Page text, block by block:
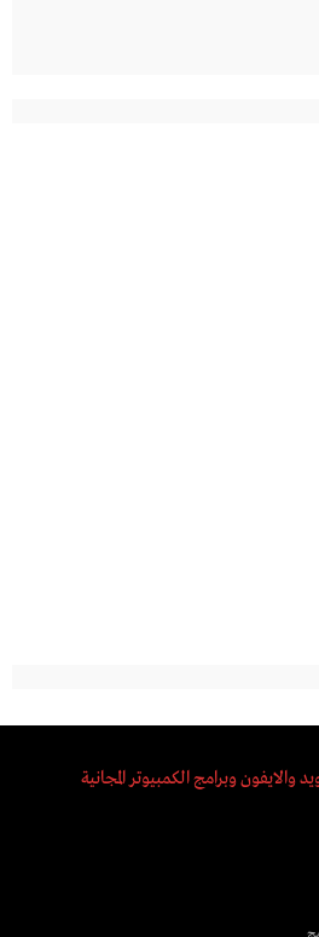
والايفون وبرامج الكمبيوتر المجانية